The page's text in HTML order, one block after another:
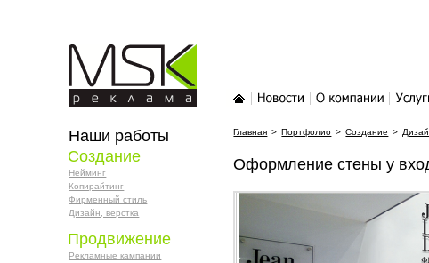
MSK-реклама
Главная > Портфолио > Создание >
Оформление стены у
Наши работы
Создание
Нейминг
Копирайтинг
Фирменный стиль
Дизайн, верстка
Продвижение
Рекламные кампании